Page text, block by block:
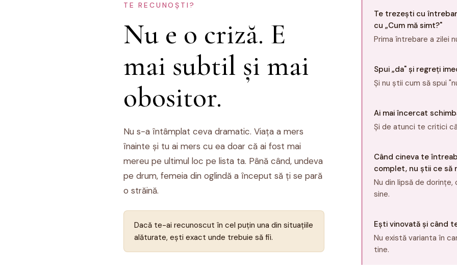
TE RECUNOȘTI?
Nu e o criză. E
mai subtil și mai
obositor.
Nu s-a întâmplat ceva dramatic. Viața a mers
înainte și tu ai mers cu ea doar că ai fost mai
mereu pe ultimul loc pe lista ta. Până când, undeva
pe drum, femeia din oglindă a început să ți se pară
o străină.
Dacă te-ai recunoscut în cel puțin una din situațiile
alăturate, ești exact unde trebuie să fii.
Te trezești cu
cu „Cum mă simt?"
Prima întrebare a zilei
Spui „da" și regreți
Și nu știi cum să spui
Ai mai încercat
Și de atunci te critici
Când cineva te
complet, nu știi ce să
Nu din lipsă de
sine.
Ești vinovată și când
Nu există varianta în
tine.